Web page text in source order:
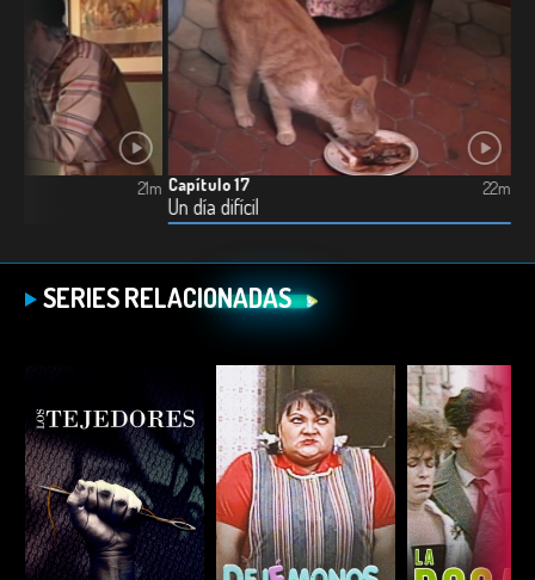
21m Capítulo 17
Un día difícil
22m
SERIES RELACIONADAS